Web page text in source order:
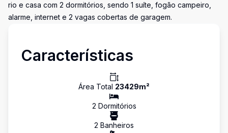
rio e casa com 2 dormitórios, sendo 1 suíte, fogão campeiro,
alarme, internet e 2 vagas cobertas de garagem.
Características
Área Total 23429m²
2 Dormitórios
2 Banheiros